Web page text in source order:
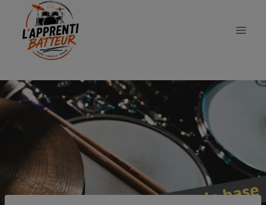
contenu